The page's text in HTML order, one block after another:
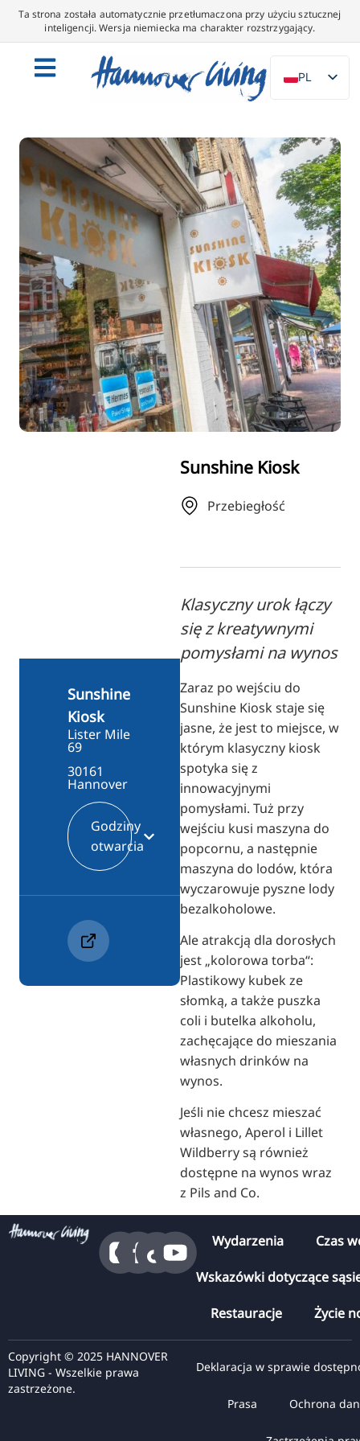
Ta strona została automatycznie przetłumaczona przy użyciu sztucznej
inteligencji. Wersja niemiecka ma charakter rozstrzygający.
PL
DE
NL
ES
IT
DA
SV
FR
PT
TR
RU
FI
ZH
JA
Sunshine Kiosk
Przebiegłość
Klasyczny urok łączy
się z kreatywnymi
pomysłami na wynos
Zaraz po wejściu do
Sunshine Kiosk staje się
jasne, że jest to miejsce, w
którym klasyczny kiosk
spotyka się z
innowacyjnymi
pomysłami. Tuż przy
wejściu kusi maszyna do
popcornu, a następnie
maszyna do lodów, która
wyczarowuje pyszne lody
bezalkoholowe.
Ale atrakcją dla dorosłych
jest „kolorowa torba“:
Plastikowy kubek ze
słomką, a także puszka
coli i butelka alkoholu,
zachęcające do mieszania
własnych drinków na
wynos.
Jeśli nie chcesz mieszać
własnego, Aperol i Lillet
Wildberry są również
dostępne na wynos wraz
z Pils and Co.
Sunshine
Kiosk
Lister Mile
69
30161
Hannover
Godziny
otwarcia
Wydarzenia Czas
Wskazówki dotyczące
Restauracje Życie
Copyright © 2025 HANNOVER
LIVING - Wszelkie prawa
zastrzeżone.
Deklaracja w sprawie
Prasa Ochrona